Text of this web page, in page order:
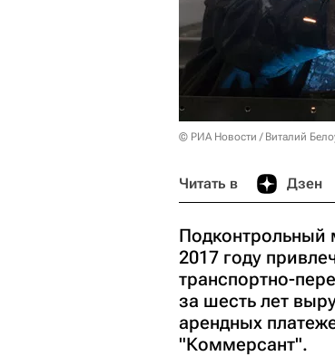
© РИА Новости / Виталий
Читать в Дзен
Подконтрольный
2017 году
транспортно-
за шесть лет
арендных
"Коммерсант".